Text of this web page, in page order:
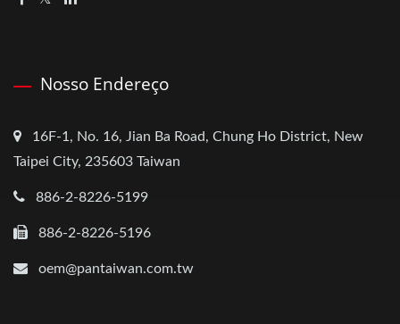
Nosso Endereço
16F-1, No. 16, Jian Ba Road, Chung Ho District, New
Taipei City, 235603 Taiwan
886-2-8226-5199
886-2-8226-5196
oem@pantaiwan.com.tw